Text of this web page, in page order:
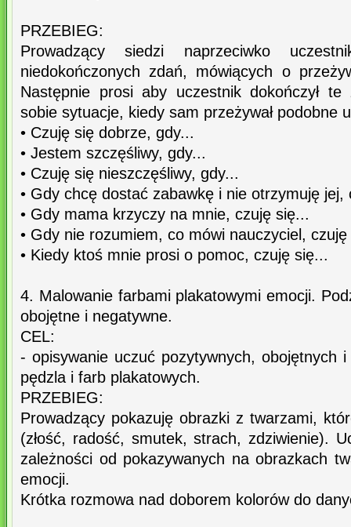
PRZEBIEG:
Prowadzący siedzi naprzeciwko
niedokończonych zdań, mówiących o
Następnie prosi aby uczestnik dokończył te
sobie sytuacje, kiedy sam przeżywał podobne
• Czuję się dobrze, gdy...
• Jestem szczęśliwy, gdy...
• Czuję się nieszczęśliwy, gdy...
• Gdy chcę dostać zabawkę i nie otrzymuję jej,
• Gdy mama krzyczy na mnie, czuję się...
• Gdy nie rozumiem, co mówi nauczyciel,
• Kiedy ktoś mnie prosi o pomoc, czuję się...
4. Malowanie farbami plakatowymi emocji.
obojętne i negatywne.
CEL:
- opisywanie uczuć pozytywnych, obojętnych
pędzla i farb plakatowych.
PRZEBIEG:
Prowadzący pokazuję obrazki z twarzami,
(złość, radość, smutek, strach, zdziwienie).
zależności od pokazywanych na obrazkach
emocji.
Krótka rozmowa nad doborem kolorów do